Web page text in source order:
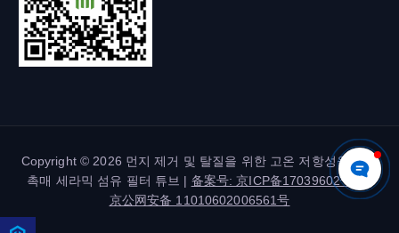
Copyright © 2026 먼지 제거 및 탈질을 위한 고온 저항성을 갖춘
촉매 세라믹 섬유 필터 튜브 | 备案号: 京ICP备17039602号-2|
京公网安备 11010602006561号